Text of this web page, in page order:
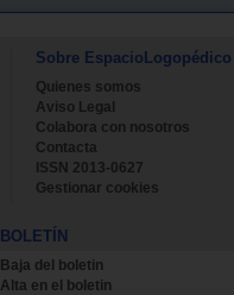
Sobre EspacioLogopédico
Quienes somos
Aviso Legal
Colabora con nosotros
Contacta
ISSN 2013-0627
Gestionar cookies
BOLETÍN
Baja del boletin
Alta en el boletin